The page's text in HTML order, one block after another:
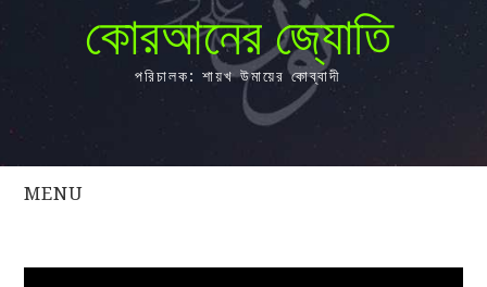
কোরআনের জ্যোতি
পরিচালক: শায়খ উমায়ের কোব্বাদী
MENU
সকল